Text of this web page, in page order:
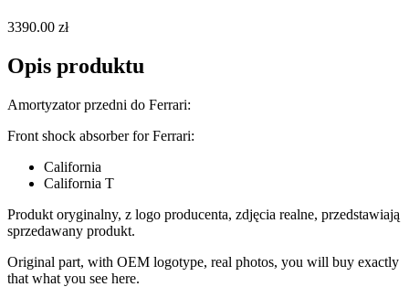
3390.00 zł
Opis produktu
Amortyzator przedni do Ferrari:
Front shock absorber for Ferrari:
California
California T
Produkt oryginalny, z logo producenta, zdjęcia realne, przedstawiają
sprzedawany produkt.
Original part, with OEM logotype, real photos, you will buy exactly
that what you see here.